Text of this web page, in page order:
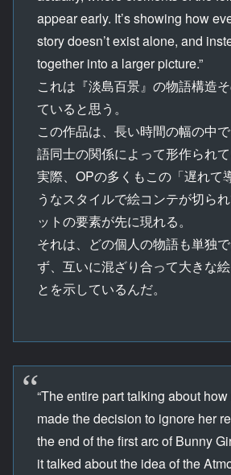
appear early. It’s showing how
story doesn’t exist alone, and
together into a larger picture.”
これは『淡島百景』の物語構造
ていると思う。
この作品は、長い時間の幅の中
語同士の関係によって形作られて
実際、OPの多くもこの「遅れて
うなスタイルで絵コンテが切ら
ットの要素が先に現れる。
それは、どの個人の物語も単独
ず、互いに混ざり合って大きな
とを示しているんだ。
“The entire part talking about
made the decision to ignore her
the end of the first arc of Bunny
it talked about the idea of the